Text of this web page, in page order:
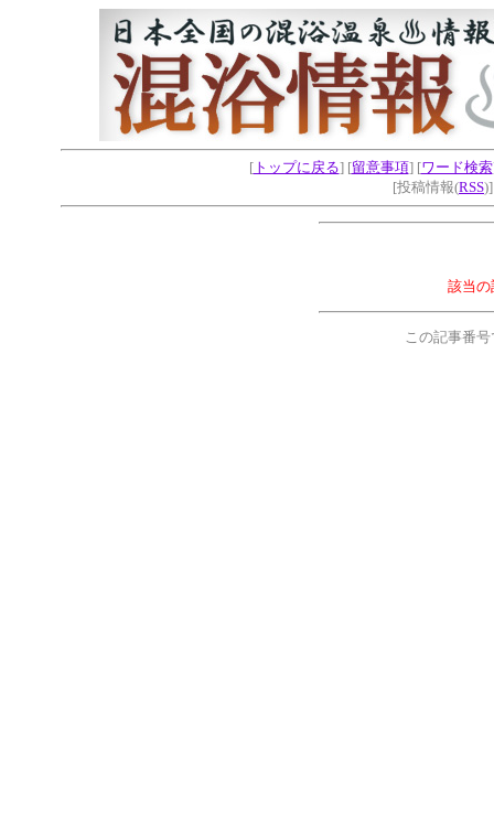
[トップに戻る] [留意事項] [ワード検索
[投稿情報(RSS
該当の
この記事番